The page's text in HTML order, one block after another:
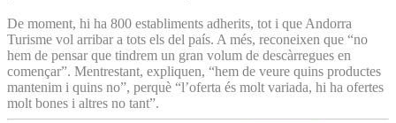
De moment, hi ha 800 establiments adherits, tot i que Andorra
Turisme vol arribar a tots els del país. A més, reconeixen que “no
hem de pensar que tindrem un gran volum de descàrregues en
començar”. Mentrestant, expliquen, “hem de veure quins productes
mantenim i quins no”, perquè “l’oferta és molt variada, hi ha ofertes
molt bones i altres no tant”.